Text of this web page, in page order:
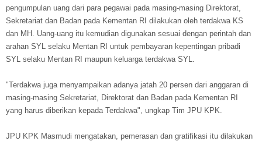
pengumpulan uang dari para pegawai pada masing-masing Direktorat,
Sekretariat dan Badan pada Kementan RI dilakukan oleh terdakwa KS
dan MH. Uang-uang itu kemudian digunakan sesuai dengan perintah dan
arahan SYL selaku Mentan RI untuk pembayaran kepentingan pribadi
SYL selaku Mentan RI maupun keluarga terdakwa SYL.
"Terdakwa juga menyampaikan adanya jatah 20 persen dari anggaran di
masing-masing Sekretariat, Direktorat dan Badan pada Kementan RI
yang harus diberikan kepada Terdakwa", ungkap Tim JPU KPK.
JPU KPK Masmudi mengatakan, pemerasan dan gratifikasi itu dilakukan